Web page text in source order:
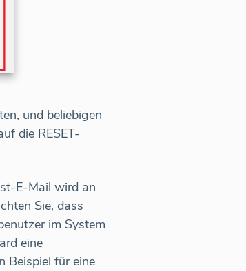
und beliebigen
die RESET-
E-Mail wird an
Sie, dass
im System
eine
Beispiel für eine